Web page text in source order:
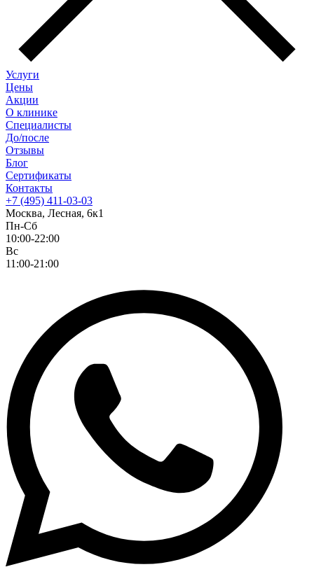
Услуги
Цены
Акции
О клинике
Специалисты
До/после
Отзывы
Блог
Сертификаты
Контакты
+7 (495) 411-03-03
Москва, Лесная, 6к1
Пн-Сб
10:00-22:00
Вс
11:00-21:00